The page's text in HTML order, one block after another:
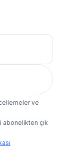
ve
abonelikten çık